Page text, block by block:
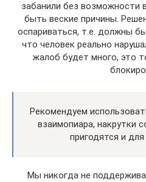
забанили без возможности
быть веские причины.
оспариваться, т.е. должны
что человек реально
жалоб будет много, это
Рекомендуем
взаимопиара, накрутки
пригодятся и для
Мы никогда не